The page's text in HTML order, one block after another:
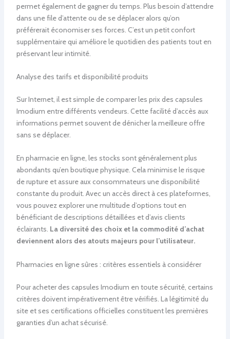
permet également de gagner du temps. Plus besoin d’attendre
dans une file d’attente ou de se déplacer alors qu’on
préférerait économiser ses forces. C’est un petit confort
supplémentaire qui améliore le quotidien des patients tout en
préservant leur intimité.
Analyse des tarifs et disponibilité produits
Sur Internet, il est simple de comparer les prix des capsules
Imodium entre différents vendeurs. Cette facilité d’accès aux
informations permet souvent de dénicher la meilleure offre
sans se déplacer.
En pharmacie en ligne, les stocks sont généralement plus
abondants qu’en boutique physique. Cela minimise le risque
de rupture et assure aux consommateurs une disponibilité
constante du produit. Avec un accès direct à ces plateformes,
vous pouvez explorer une multitude d’options tout en
bénéficiant de descriptions détaillées et d’avis clients
éclairants. La diversité des choix et la commodité d’achat
deviennent alors des atouts majeurs pour l’utilisateur.
Pharmacies en ligne sûres : critères essentiels à considérer
Pour acheter des capsules Imodium en toute sécurité, certains
critères doivent impérativement être vérifiés. La légitimité du
site et ses certifications officielles constituent les premières
garanties d’un achat sécurisé.